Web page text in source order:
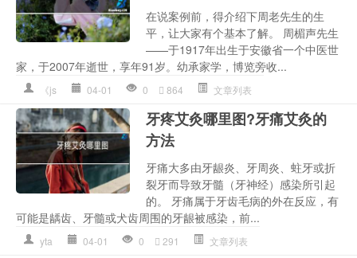
在说案例前，得介绍下周老先生的生
平，让大家有个基本了解。 周楣声先生
——于1917年出生于安徽省一个中医世
家，于2007年逝世，享年91岁。幼承家学，博览旁收...
《js 04-01 0 864 文章列表
牙疼艾灸哪里图?牙痛艾灸的
方法
牙痛大多由牙龈炎、牙周炎、蛀牙或折
裂牙而导致牙髓（牙神经）感染所引起
的。 牙痛属于牙齿毛病的外在反应，有
可能是龋齿、牙髓或犬齿周围的牙龈被感染，前...
yta 04-01 0 291 文章列表